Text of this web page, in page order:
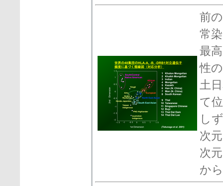
前
常
最
性
土
て
し
次
次
か